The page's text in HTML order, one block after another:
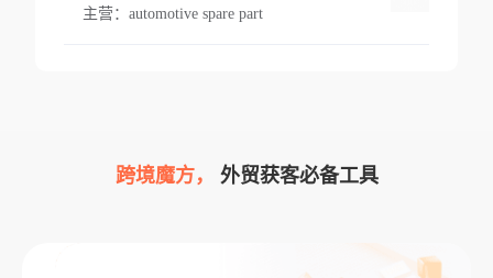
主营： automotive spare part
跨境魔方， 外贸获客必备工具